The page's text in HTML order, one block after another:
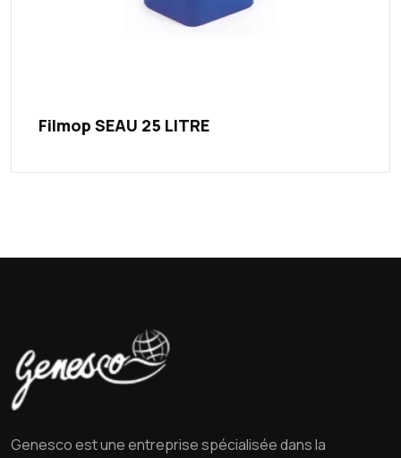
Filmop SEAU 25 LITRE
Genesco est une entreprise spécialisée dans la